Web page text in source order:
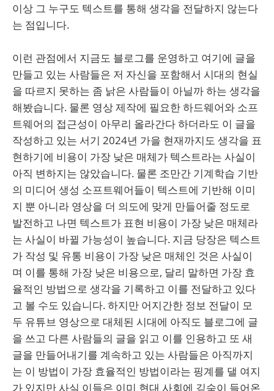
이상 그 누구도 텍스트를 통해 생각을 전달하지 않는다
는 점입니다.
이런 관점에서 지금도 블로그를 운영하고 여기에 글을
만들고 있는 사람들은 저 자신을 포함해서 시대의 현실
을 따르지 못하는 좀 낡은 사람들이 아닐까 하는 생각을
해봤습니다. 물론 영상 제작에 필요한 하드웨어와 소프
트웨어의 접근성이 아무리 올라간다 하더라도 이 글을
작성하고 있는 서기 2024년 가을 현재까지도 생각을 표
현하기에 비용이 가장 낮은 매체가 텍스트라는 사실이
아직 변하지는 않았습니다. 물론 조만간 기계학습 기반
의 미디어 생성 소프트웨어들이 텍스트에 기반해 이미
지 뿐 아니라 영상을 더 의도에 맞게 만들어줄 정도로
발전하고 나면 텍스트가 표현 비용이 가장 낮은 매체라
는 사실이 바뀔 가능성이 높습니다. 지금 당장은 텍스트
가 작성 및 유통 비용이 가장 낮은 매체인 것은 사실이
며 이를 통해 가장 낮은 비용으로, 달리 말하면 가장 효
율적인 방법으로 생각을 기록하고 이를 전달하고 있다
고 볼 수도 있습니다. 하지만 어지간한 정보 전달이 모
두 유튜브 영상으로 대체된 시대에 아직도 블로그에 글
을 쓰고 다른 사람들의 글을 읽고 이를 인용하고 또 새
글을 만들어내기를 계속하고 있는 사람들은 아직까지
는 이 방법이 가장 효율적인 방법이라는 핑계를 댈 여지
가 있지만 사실 이들은 이미 현대 사회에 깊숙이 들어온